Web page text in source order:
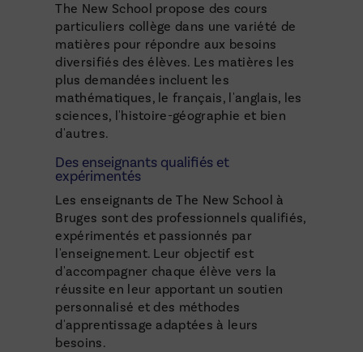
The New School propose des cours
particuliers collège dans une variété de
matières pour répondre aux besoins
diversifiés des élèves. Les matières les
plus demandées incluent les
mathématiques, le français, l'anglais, les
sciences, l'histoire-géographie et bien
d'autres.
Des enseignants qualifiés et
expérimentés
Les enseignants de The New School à
Bruges sont des professionnels qualifiés,
expérimentés et passionnés par
l'enseignement. Leur objectif est
d'accompagner chaque élève vers la
réussite en leur apportant un soutien
personnalisé et des méthodes
d'apprentissage adaptées à leurs
besoins.